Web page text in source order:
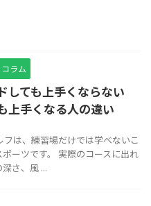
ラム
しても上手くならない
上手くなる人の違い
フは、練習場だけでは学べないこ
ーツです。 実際のコースに出れ
さ、風 ...